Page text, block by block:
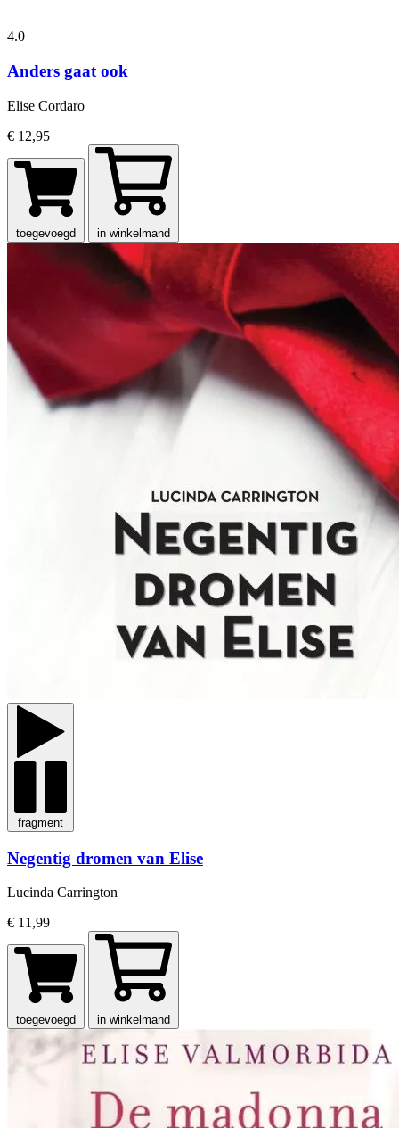
4.0
Anders gaat ook
Elise Cordaro
€ 12,95
toegevoegd in winkelmand
fragment
Negentig dromen van Elise
Lucinda Carrington
€ 11,99
toegevoegd in winkelmand